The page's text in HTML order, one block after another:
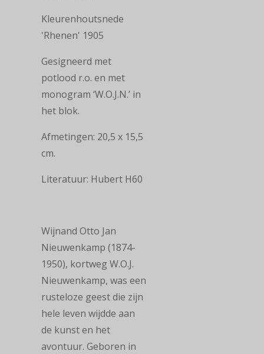
Kleurenhoutsnede
'Rhenen' 1905
Gesigneerd met
potlood r.o. en met
monogram ‘W.O.J.N.’ in
het blok.
Afmetingen: 20,5 x 15,5
cm.
Literatuur: Hubert H60
Wijnand Otto Jan
Nieuwenkamp (1874-
1950), kortweg W.O.J.
Nieuwenkamp, was een
rusteloze geest die zijn
hele leven wijdde aan
de kunst en het
avontuur. Geboren in